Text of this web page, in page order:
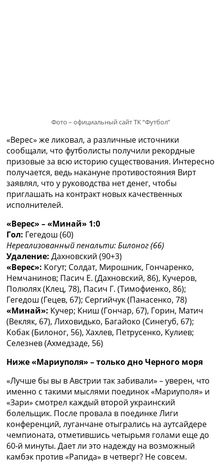
Фото – официальный сайт ТК “Футбол”
«Верес» же ликовал, а различные источники
сообщали, что футболисты получили рекордные
призовые за всю историю существования. Интересно
получается, ведь накануне противостояния Вирт
заявлял, что у руководства нет денег, чтобы
приглашать на контракт новых качественных
исполнителей.
«Верес» – «Минай» 1:0
Гол: Гегедош (60)
Нереализованный пенальти: Билоног (66)
Удаление: Дахновский (90+3)
«Верес»: Когут; Солдат, Мирошник, Гончаренко,
Немчанинов; Пасич Е. (Дахновский, 86), Кучеров,
Полюлях (Клец, 78), Пасич Г. (Тимофиенко, 86);
Гегедош (Гецев, 67); Сергийчук (Панасенко, 78)
«Минай»: Кучер; Книш (Гончар, 67), Горин, Матич
(Векляк, 67), Лиховидько, Багайоко (Синегуб, 67);
Кобак (Билоног, 56), Хахлев, Петрусенко, Кулиев;
Селезнев (Ахмедзаде, 56)
Ниже «Мариуполя» – только дно Черного моря
«Лучше бы вы в Австрии так забивали» – уверен, что
именно с такими мыслями поединок «Мариуполя» и
«Зари» смотрел каждый второй украинский
болельщик. После провала в поединке Лиги
конференций, луганчане отыгрались на аутсайдере
чемпионата, отметившись четырьмя голами еще до
60-й минуты. Дает ли это надежду на возможный
камбэк против «Рапида» в четверг? Не совсем.